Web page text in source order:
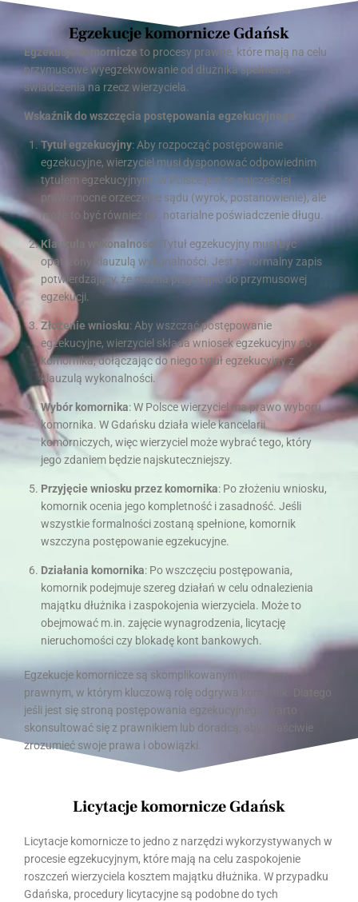
Egzekucje komornicze Gdańsk
Egzekucje komornicze to procesy prawne, które mają na celu
przymusowe wyegzekwowanie od dłużnika spełnienia
świadczenia na rzecz wierzyciela.
Wskaźnik do wszczęcia postępowania egzekucyjnego:
Tytuł egzekucyjny: Aby rozpocząć postępowanie
egzekucyjne, wierzyciel musi dysponować odpowiednim
tytułem egzekucyjnym. W Polsce jest to najczęściej
prawomocne orzeczenie sądu (wyrok, postanowienie), ale
może to być również np. notarialne poświadczenie długu.
Klauzula wykonalności: Tytuł egzekucyjny musi być
opatrzony klauzulą wykonalności. Jest to formalny zapis
potwierdzający, że można przystąpić do przymusowej
egzekucji.
Złożenie wniosku: Aby wszcząć postępowanie
egzekucyjne, wierzyciel składa wniosek egzekucyjny do
komornika, dołączając do niego tytuł egzekucyjny z
klauzulą wykonalności.
Wybór komornika: W Polsce wierzyciel ma prawo wyboru
komornika. W Gdańsku działa wiele kancelarii
komorniczych, więc wierzyciel może wybrać tego, który
jego zdaniem będzie najskuteczniejszy.
Przyjęcie wniosku przez komornika: Po złożeniu wniosku,
komornik ocenia jego kompletność i zasadność. Jeśli
wszystkie formalności zostaną spełnione, komornik
wszczyna postępowanie egzekucyjne.
Działania komornika: Po wszczęciu postępowania,
komornik podejmuje szereg działań w celu odnalezienia
majątku dłużnika i zaspokojenia wierzyciela. Może to
obejmować m.in. zajęcie wynagrodzenia, licytację
nieruchomości czy blokadę kont bankowych.
Egzekucje komornicze są skomplikowanym procesem
prawnym, w którym kluczową rolę odgrywa komornik. Dlatego
jeśli jest się stroną postępowania egzekucyjnego, warto
skonsultować się z prawnikiem lub doradcą, aby właściwie
zrozumieć swoje prawa i obowiązki.
Licytacje komornicze Gdańsk
Licytacje komornicze to jedno z narzędzi wykorzystywanych w
procesie egzekucyjnym, które mają na celu zaspokojenie
roszczeń wierzyciela kosztem majątku dłużnika. W przypadku
Gdańska, procedury licytacyjne są podobne do tych